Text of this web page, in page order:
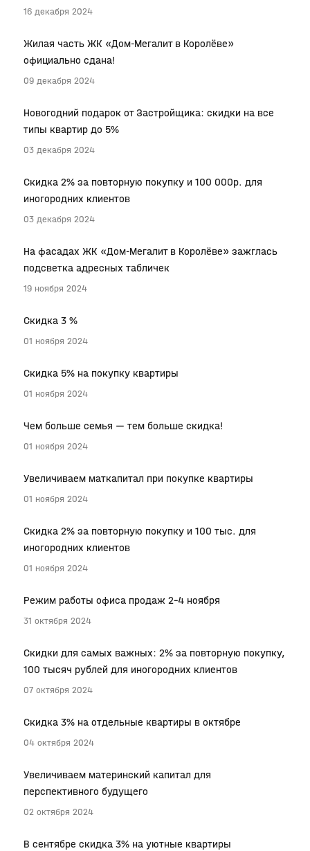
16 декабря 2024
Жилая часть ЖК «Дом-Мегалит в Королёве»
официально сдана!
09 декабря 2024
Новогодний подарок от Застройщика: скидки на все
типы квартир до 5%
03 декабря 2024
Скидка 2% за повторную покупку и 100 000р. для
иногородних клиентов
03 декабря 2024
На фасадах ЖК «Дом-Мегалит в Королёве» зажглась
подсветка адресных табличек
19 ноября 2024
Скидка 3 %
01 ноября 2024
Скидка 5% на покупку квартиры
01 ноября 2024
Чем больше семья — тем больше скидка!
01 ноября 2024
Увеличиваем маткапитал при покупке квартиры
01 ноября 2024
Скидка 2% за повторную покупку и 100 тыс. для
иногородних клиентов
01 ноября 2024
Режим работы офиса продаж 2-4 ноября
31 октября 2024
Скидки для самых важных: 2% за повторную покупку,
100 тысяч рублей для иногородних клиентов
07 октября 2024
Скидка 3% на отдельные квартиры в октябре
04 октября 2024
Увеличиваем материнский капитал для
перспективного будущего
02 октября 2024
В сентябре скидка 3% на уютные квартиры